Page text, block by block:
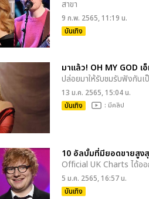
สาขา
9 ก.พ. 2565, 11:19 น.
บันเทิง
มาแล้ว! OH MY GOD เ
ปล่อยมาให้รับชมรับฟังกันเ
13 ม.ค. 2565, 15:04 น.
บันเทิง
: มีคลิป
10 อัลบั้มที่มียอดขายสูง
Official UK Charts ได้อ
5 ม.ค. 2565, 16:57 น.
บันเทิง